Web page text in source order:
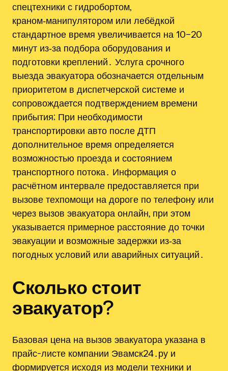
спецтехники с гидробортом,
краном‑манипулятором или лебёдкой
стандартное время увеличивается на 10–20
минут из‑за подбора оборудования и
подготовки креплений․ Услуга срочного
выезда эвакуатора обозначается отдельным
приоритетом в диспетчерской системе и
сопровождается подтверждением времени
прибытия; При необходимости
транспортировки авто после ДТП
дополнительное время определяется
возможностью проезда и состоянием
транспортного потока․ Информация о
расчётном интервале предоставляется при
вызове техпомощи на дороге по телефону или
через вызов эвакуатора онлайн, при этом
указывается примерное расстояние до точки
эвакуации и возможные задержки из‑за
погодных условий или аварийных ситуаций․
Сколько стоит
эвакуатор?
Базовая цена на вызов эвакуатора указана в
прайс-листе компании Эвамск24․ру и
формируется исходя из модели техники и